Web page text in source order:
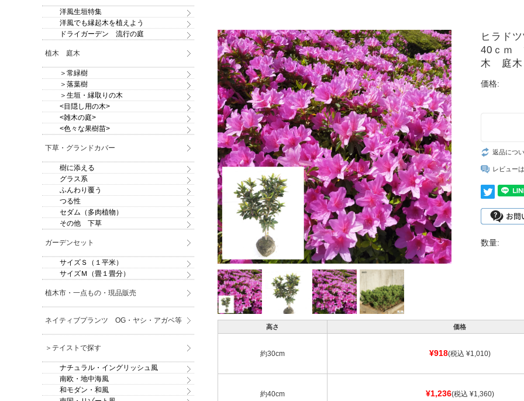
ヒラド
40ｃｍ
木 庭木
価格:
返品につ
レビュー
数量:
高さ 価格
約30cm ¥918(税込 ¥1,010)
約40cm ¥1,236(税込 ¥1,360)
洋風生垣特集
洋風でも縁起木を植えよう
ドライガーデン 流行の庭
植木 庭木
＞常緑樹
＞落葉樹
＞生垣・縁取りの木
<目隠し用の木>
<雑木の庭>
<色々な果樹苗>
下草・グランドカバー
樹に添える
グラス系
ふんわり覆う
つる性
セダム（多肉植物）
その他 下草
ガーデンセット
サイズＳ（１平米）
サイズＭ（畳１畳分）
植木市・一点もの・現品販売
ネイティブプランツ OG・ヤシ・アガベ等
＞テイストで探す
ナチュラル・イングリッシュ風
南欧・地中海風
和モダン・和風